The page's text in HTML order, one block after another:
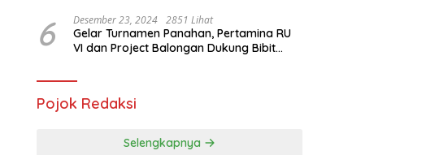
Tikus
6 Desember 23, 2024 2851 Lihat
Gelar Turnamen Panahan, Pertamina RU
VI dan Project Balongan Dukung Bibit
Pojok Redaksi
Selengkapnya